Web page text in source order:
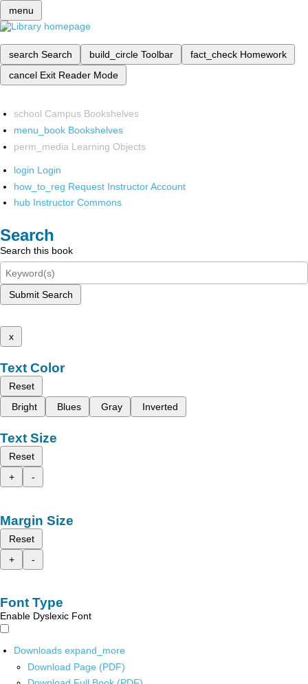
menu
search Search build_circle Toolbar fact_check Homework
cancel Exit Reader Mode
school Campus Bookshelves
menu_book Bookshelves
perm_media Learning Objects
login Login
how_to_reg Request Instructor Account
hub Instructor Commons
Search
Search this book
Submit Search
x
Text Color
Reset
Bright
Blues Gray Inverted
Text Size
Reset
+
-
Margin Size
Reset
+
-
Font Type
Enable Dyslexic Font
Downloads expand_more
Download Page (PDF)